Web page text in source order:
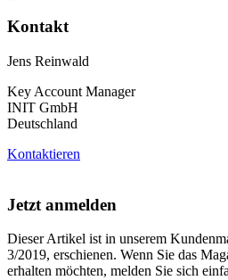
Kontakt
Jens Reinwald
Key Account Manager
INIT GmbH
Deutschland
Kontaktieren
Jetzt anmelden
Dieser Artikel ist in unserem
3/2019, erschienen. Wenn Sie das
erhalten möchten, melden Sie sich